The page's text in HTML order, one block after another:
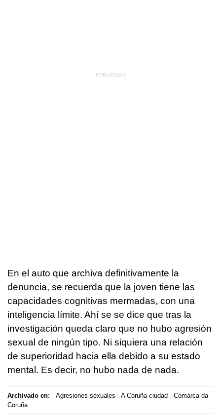
En el auto que archiva definitivamente la
denuncia, se recuerda que la joven tiene las
capacidades cognitivas mermadas, con una
inteligencia límite. Ahí se se dice que tras la
investigación queda claro que no hubo agresión
sexual de ningún tipo. Ni siquiera una relación
de superioridad hacia ella debido a su estado
mental. Es decir, no hubo nada de nada.
Archivado en: Agresiones sexuales A Coruña ciudad
Comarca da
Coruña